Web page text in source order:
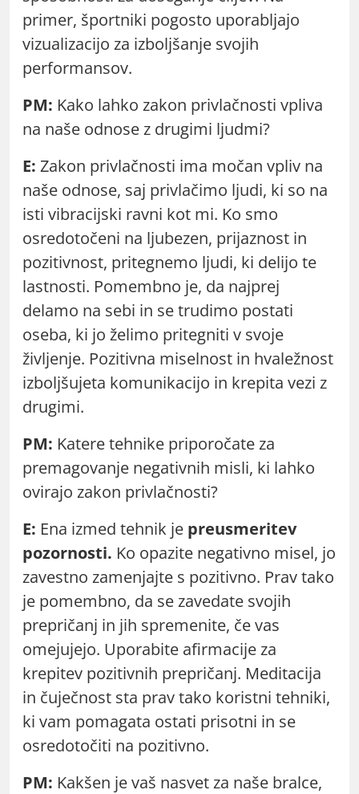
primer, športniki pogosto uporabljajo
vizualizacijo za izboljšanje svojih
performansov.
PM: Kako lahko zakon privlačnosti vpliva
na naše odnose z drugimi ljudmi?
E: Zakon privlačnosti ima močan vpliv na
naše odnose, saj privlačimo ljudi, ki so na
isti vibracijski ravni kot mi. Ko smo
osredotočeni na ljubezen, prijaznost in
pozitivnost, pritegnemo ljudi, ki delijo te
lastnosti. Pomembno je, da najprej
delamo na sebi in se trudimo postati
oseba, ki jo želimo pritegniti v svoje
življenje. Pozitivna miselnost in hvaležnost
izboljšujeta komunikacijo in krepita vezi z
drugimi.
PM: Katere tehnike priporočate za
premagovanje negativnih misli, ki lahko
ovirajo zakon privlačnosti?
E: Ena izmed tehnik je preusmeritev
pozornosti. Ko opazite negativno misel, jo
zavestno zamenjajte s pozitivno. Prav tako
je pomembno, da se zavedate svojih
prepričanj in jih spremenite, če vas
omejujejo. Uporabite afirmacije za
krepitev pozitivnih prepričanj. Meditacija
in čuječnost sta prav tako koristni tehniki,
ki vam pomagata ostati prisotni in se
osredotočiti na pozitivno.
PM: Kakšen je vaš nasvet za naše bralce,